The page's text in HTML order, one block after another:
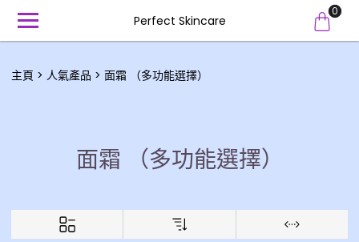
0
Perfect Skincare
主頁 人氣產品 面霜 （多功能選擇）
面霜 （多功能選擇）